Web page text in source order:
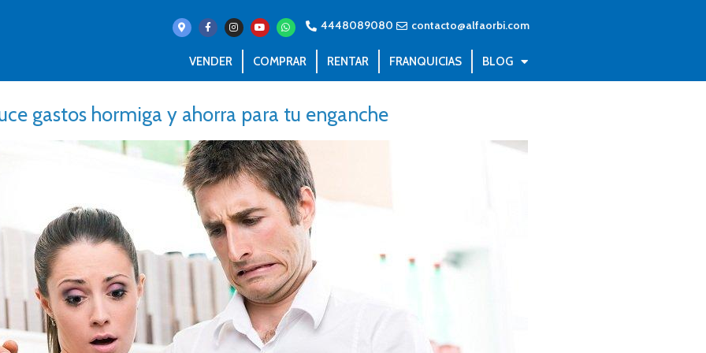
4448089080 contacto@alfaorbi.com
VENDER COMPRAR RENTAR FRANQUICIAS BLOG
gastos hormiga y ahorra para tu enganche